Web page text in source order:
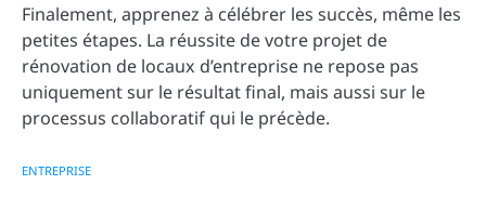
Finalement, apprenez à célébrer les succès, même les
petites étapes. La réussite de votre projet de
rénovation de locaux d’entreprise ne repose pas
uniquement sur le résultat final, mais aussi sur le
processus collaboratif qui le précède.
ENTREPRISE